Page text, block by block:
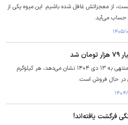
از معجزاتش غافل شده باشیم. این میوه یکی از
حساب می‌آید.
رصد بازار میوه و سبزیجات در هفته منتهی به ۱۳ دی ۱۴۰۴ نشان می‌دهد، هر کیلوگرم
فرگشت یافته‌اند!